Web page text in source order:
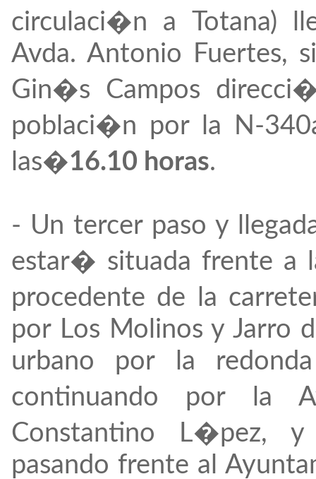
circulaci�n a Totana)
Avda. Antonio Fuertes,
Gin�s Campos
poblaci�n por la N-
las�16.10 horas.
- Un tercer paso y
estar� situada frente a
procedente de la
por Los Molinos y Jarro
urbano por la
continuando por la
Constantino L�pez,
pasando frente al